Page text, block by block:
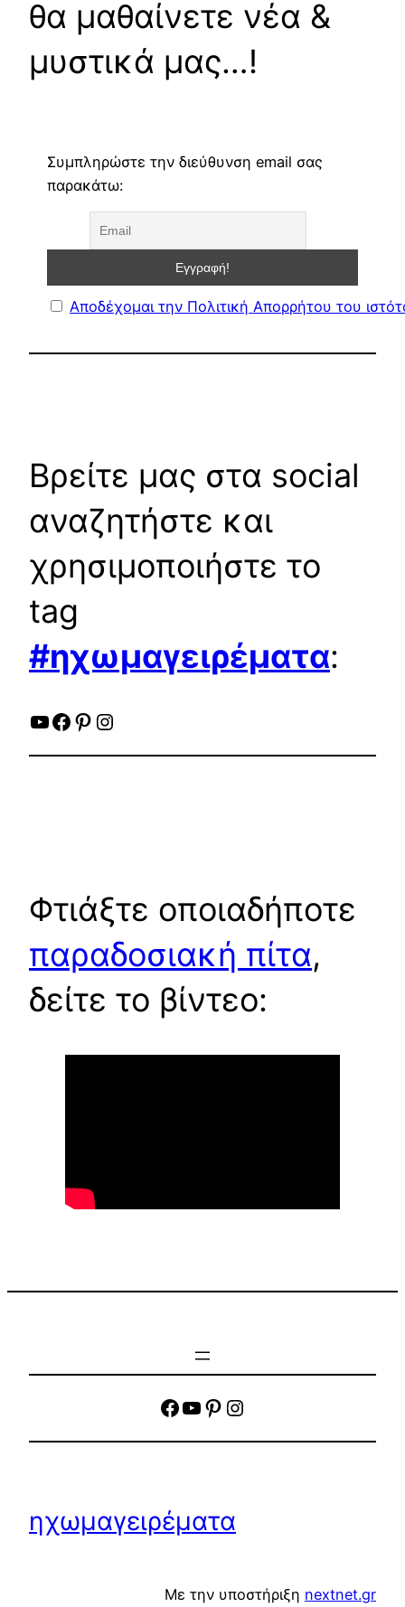
θα μαθαίνετε νέα &
μυστικά μας…!
Συμπληρώστε την διεύθυνση email σας
παρακάτω:
Αποδέχομαι την Πολιτική Απορρήτου του
Βρείτε μας στα social
αναζητήστε και
χρησιμοποιήστε το
tag
#ηχωμαγειρέματα:
YouTube
Facebook
Pinterest
Instagram
Φτιάξτε οποιαδήποτε
παραδοσιακή πίτα,
δείτε το βίντεο:
facebook
YouTube
Pinterest
Instagram
ηχωμαγειρέματα
Με την υποστήριξη nextnet.gr